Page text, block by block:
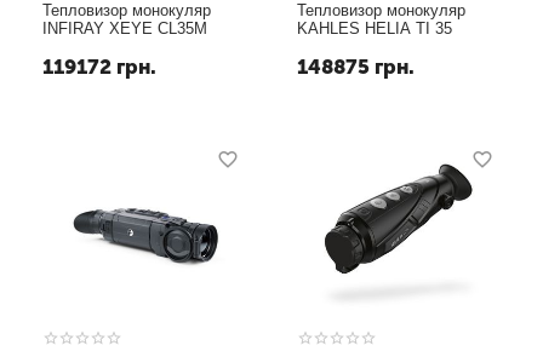
Теп­ло­ви­зор монокуляр
INFIRAY XEYE CL35M
119172 грн.
Теп­ло­ви­зор монокуляр
KAHLES HELIA TI 35
148875 грн.